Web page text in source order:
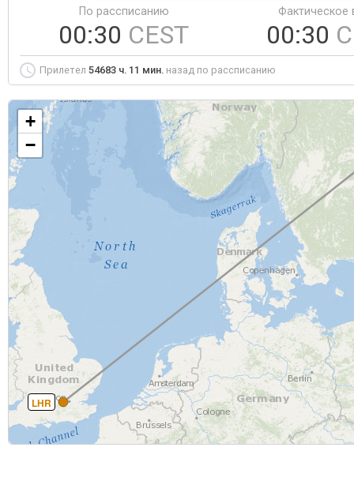
По рассписанию
00:30 CEST
Фактическое
00:30
Прилетел 54683 ч. 11 мин. назад по рассписанию
LHR
+
−